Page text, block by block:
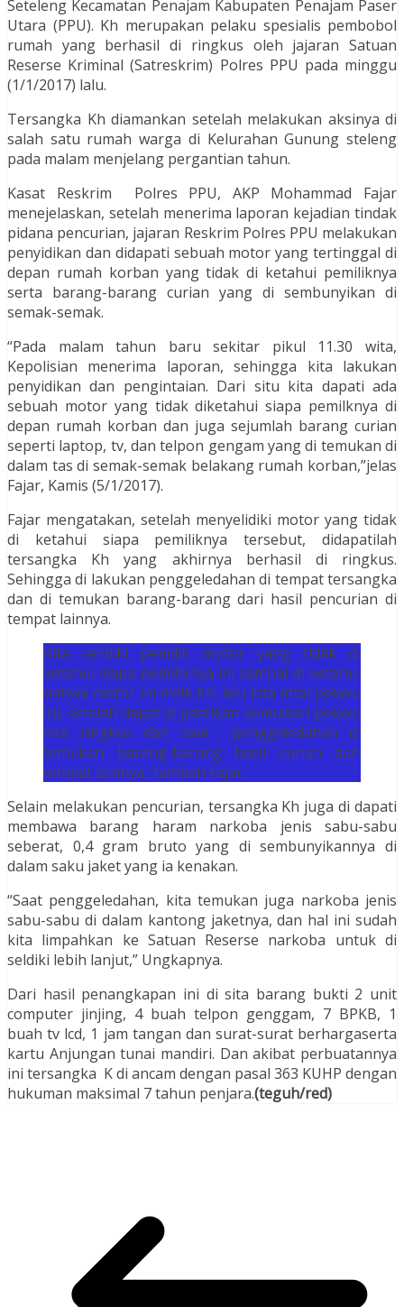
Seteleng Kecamatan Penajam Kabupaten Penajam Paser
Utara (PPU). Kh merupakan pelaku spesialis pembobol
rumah yang berhasil di ringkus oleh jajaran Satuan
Reserse Kriminal (Satreskrim) Polres PPU pada minggu
(1/1/2017) lalu.
Tersangka Kh diamankan setelah melakukan aksinya di
salah satu rumah warga di Kelurahan Gunung steleng
pada malam menjelang pergantian tahun.
Kasat Reskrim Polres PPU, AKP Mohammad Fajar
menejelaskan, setelah menerima laporan kejadian tindak
pidana pencurian, jajaran Reskrim Polres PPU melakukan
penyidikan dan didapati sebuah motor yang tertinggal di
depan rumah korban yang tidak di ketahui pemiliknya
serta barang-barang curian yang di sembunyikan di
semak-semak.
“Pada malam tahun baru sekitar pikul 11.30 wita,
Kepolisian menerima laporan, sehingga kita lakukan
penyidikan dan pengintaian. Dari situ kita dapati ada
sebuah motor yang tidak diketahui siapa pemilknya di
depan rumah korban dan juga sejumlah barang curian
seperti laptop, tv, dan telpon gengam yang di temukan di
dalam tas di semak-semak belakang rumah korban,”jelas
Fajar, Kamis (5/1/2017).
Fajar mengatakan, setelah menyelidiki motor yang tidak
di ketahui siapa pemiliknya tersebut, didapatilah
tersangka Kh yang akhirnya berhasil di ringkus.
Sehingga di lakukan penggeledahan di tempat tersangka
dan di temukan barang-barang dari hasil pencurian di
tempat lainnya.
Kita selidiki pemilik motor yang tidak di
ketahui siapa pemiliknya ini sampai di ketahui
bahwa motor ini milik Kh, lalu kita intai pelaku
ini, setelah dapat di pastikan kemudian pelaku
kita ringkus dan saat penggeledahan di
temukan barang-barang hasil curian dari
tempat lainnya,”tambah Fajar.
Selain melakukan pencurian, tersangka Kh juga di dapati
membawa barang haram narkoba jenis sabu-sabu
seberat, 0,4 gram bruto yang di sembunyikannya di
dalam saku jaket yang ia kenakan.
“Saat penggeledahan, kita temukan juga narkoba jenis
sabu-sabu di dalam kantong jaketnya, dan hal ini sudah
kita limpahkan ke Satuan Reserse narkoba untuk di
seldiki lebih lanjut,” Ungkapnya.
Dari hasil penangkapan ini di sita barang bukti 2 unit
computer jinjing, 4 buah telpon genggam, 7 BPKB, 1
buah tv lcd, 1 jam tangan dan surat-surat berhargaserta
kartu Anjungan tunai mandiri. Dan akibat perbuatannya
ini tersangka K di ancam dengan pasal 363 KUHP dengan
hukuman maksimal 7 tahun penjara.(teguh/red)